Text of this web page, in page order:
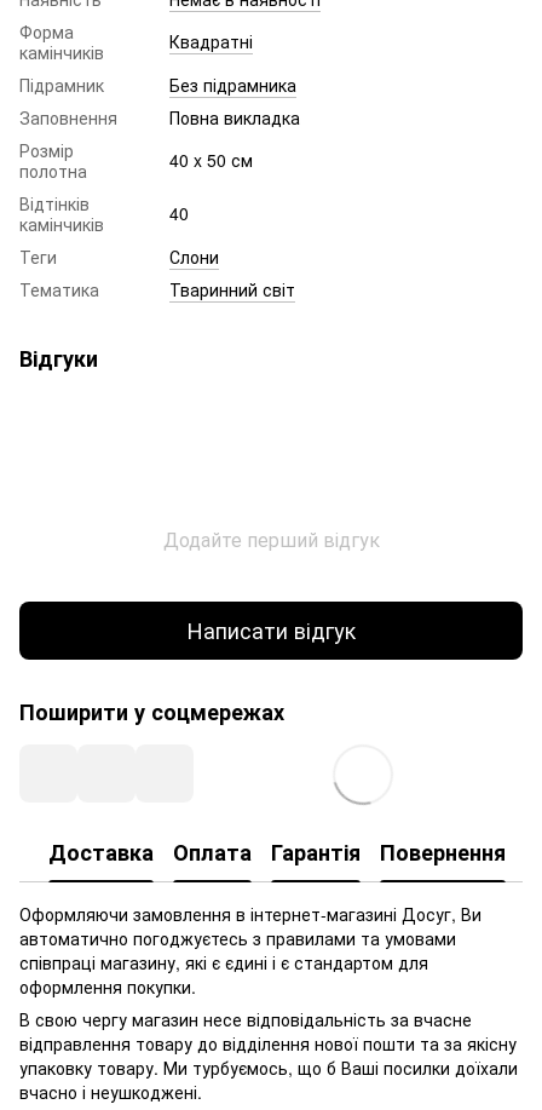
Форма
камінчиків
Квадратні
Підрамник
Без підрамника
Заповнення
Повна викладка
Розмір
полотна
40 x 50 см
Відтінків
камінчиків
40
Теги
Слони
Тематика
Тваринний світ
Відгуки
Додайте перший відгук
Написати відгук
Поширити у соцмережах
Доставка Оплата Гарантія Повернення
Оформляючи замовлення в інтернет-магазині Досуг, Ви
автоматично погоджуєтесь з правилами та умовами
співпраці магазину, які є єдині і є стандартом для
оформлення покупки.
В свою чергу магазин несе відповідальність за вчасне
відправлення товару до відділення нової пошти та за якісну
упаковку товару. Ми турбуємось, що б Ваші посилки доїхали
вчасно і неушкоджені.